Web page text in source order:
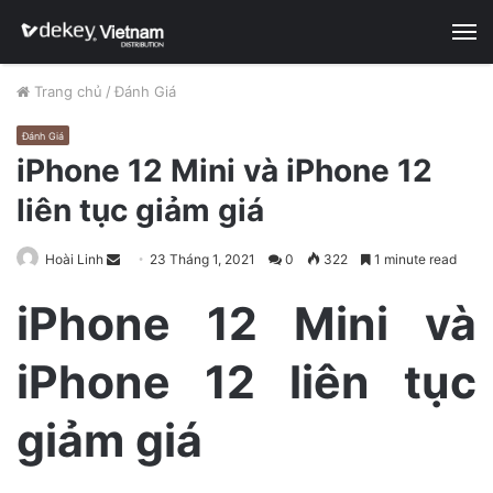
Trang chủ / Đánh Giá
Đánh Giá
iPhone 12 Mini và iPhone 12
liên tục giảm giá
Hoài Linh
n
d
m
23 Tháng 1, 2021 0 322 1 minute read
iPhone 12 Mini và
iPhone 12 liên tục
giảm giá